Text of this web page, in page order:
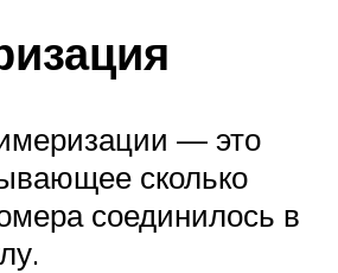
— это
сколько
соединилось в